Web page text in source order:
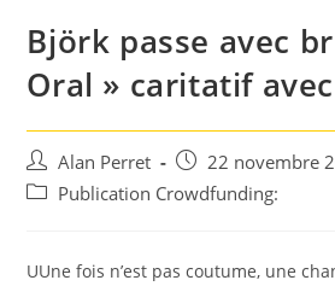
Björk passe avec
Oral » caritatif
Auteur/autrice
de
Alan Perret
Post
published:
22 novembre
PostPublication Crowdfunding:
UUne fois n’est pas coutume, une